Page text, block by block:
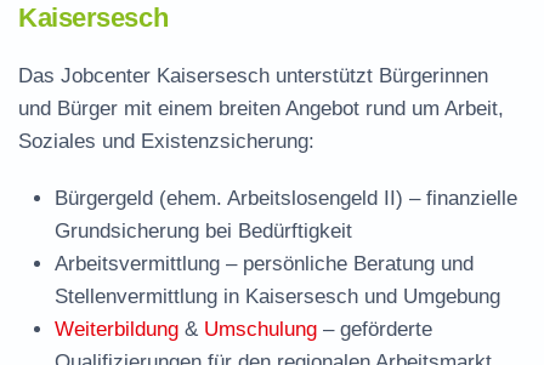
Kaisersesch
Das Jobcenter Kaisersesch unterstützt Bürgerinnen
und Bürger mit einem breiten Angebot rund um Arbeit,
Soziales und Existenzsicherung:
Bürgergeld (ehem. Arbeitslosengeld II) – finanzielle
Grundsicherung bei Bedürftigkeit
Arbeitsvermittlung – persönliche Beratung und
Stellenvermittlung in Kaisersesch und Umgebung
Weiterbildung & Umschulung – geförderte